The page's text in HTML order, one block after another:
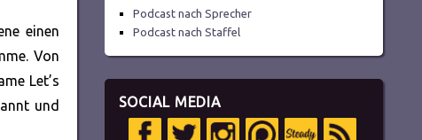
einen
Von
Let’s
und
Podcast nach Sprecher
Podcast nach Staffel
SOCIAL MEDIA